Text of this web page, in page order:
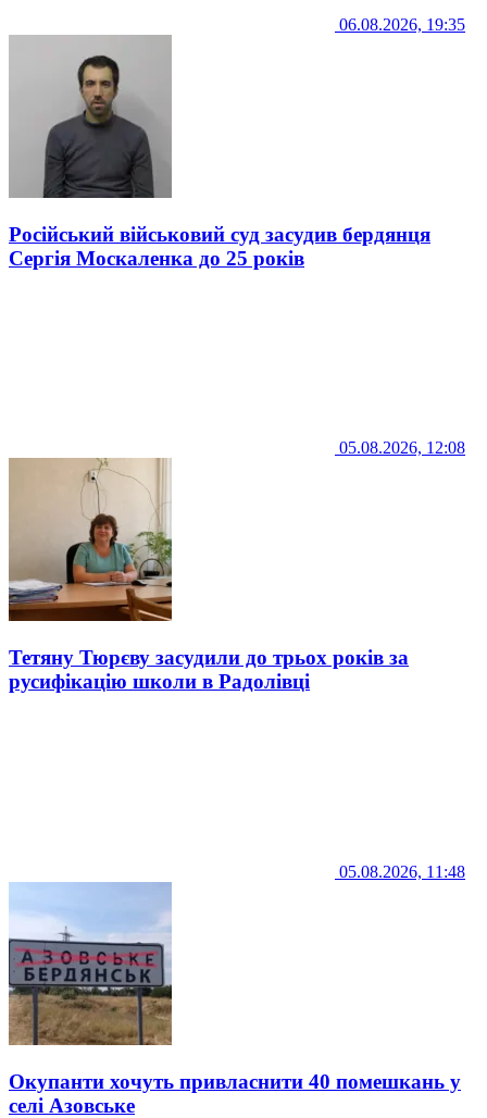
06.08.2026, 19:35
Російський військовий суд засудив бердянця
Сергія Москаленка до 25 років
05.08.2026, 12:08
Тетяну Тюрєву засудили до трьох років за
русифікацію школи в Радолівці
05.08.2026, 11:48
Окупанти хочуть привласнити 40 помешкань у
селі Азовське